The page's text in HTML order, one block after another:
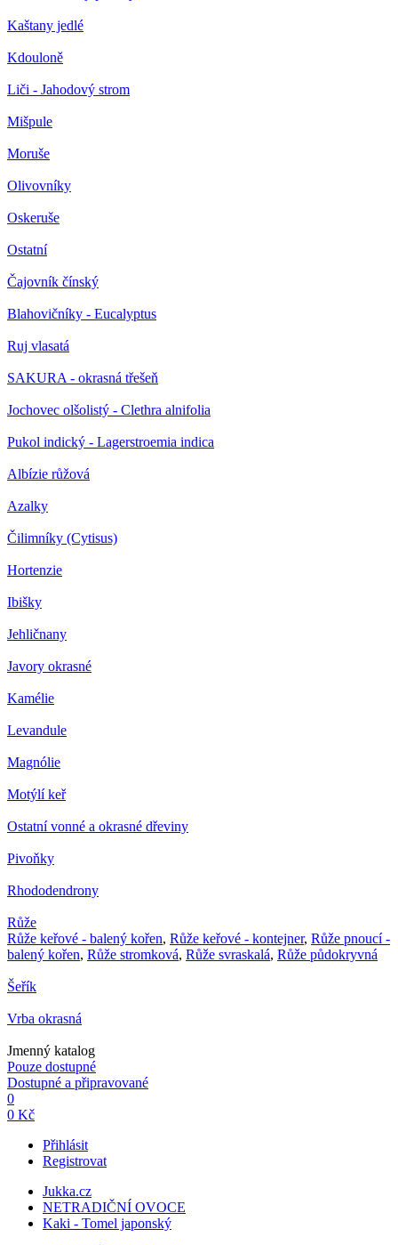
Kaštany jedlé
Kdouloně
Liči - Jahodový strom
Mišpule
Moruše
Olivovníky
Oskeruše
Ostatní
Čajovník čínský
Blahovičníky - Eucalyptus
Ruj vlasatá
SAKURA - okrasná třešeň
Jochovec olšolistý - Clethra alnifolia
Pukol indický - Lagerstroemia indica
Albízie růžová
Azalky
Čilimníky (Cytisus)
Hortenzie
Ibišky
Jehličnany
Javory okrasné
Kamélie
Levandule
Magnólie
Motýlí keř
Ostatní vonné a okrasné dřeviny
Pivoňky
Rhododendrony
Růže
Růže keřové - balený kořen, Růže keřové - kontejner, Růže pnoucí -
balený kořen, Růže stromková, Růže svraskalá, Růže půdokryvná
Šeřík
Vrba okrasná
Jmenný katalog
Pouze dostupné
Dostupné a připravované
0
0 Kč
Přihlásit
Registrovat
Jukka.cz
NETRADIČNÍ OVOCE
Kaki - Tomel japonský